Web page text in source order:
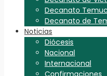
Decanato
Decanato de
Noticias
Diócesis
Nacional
Internacional
Confirmaciones